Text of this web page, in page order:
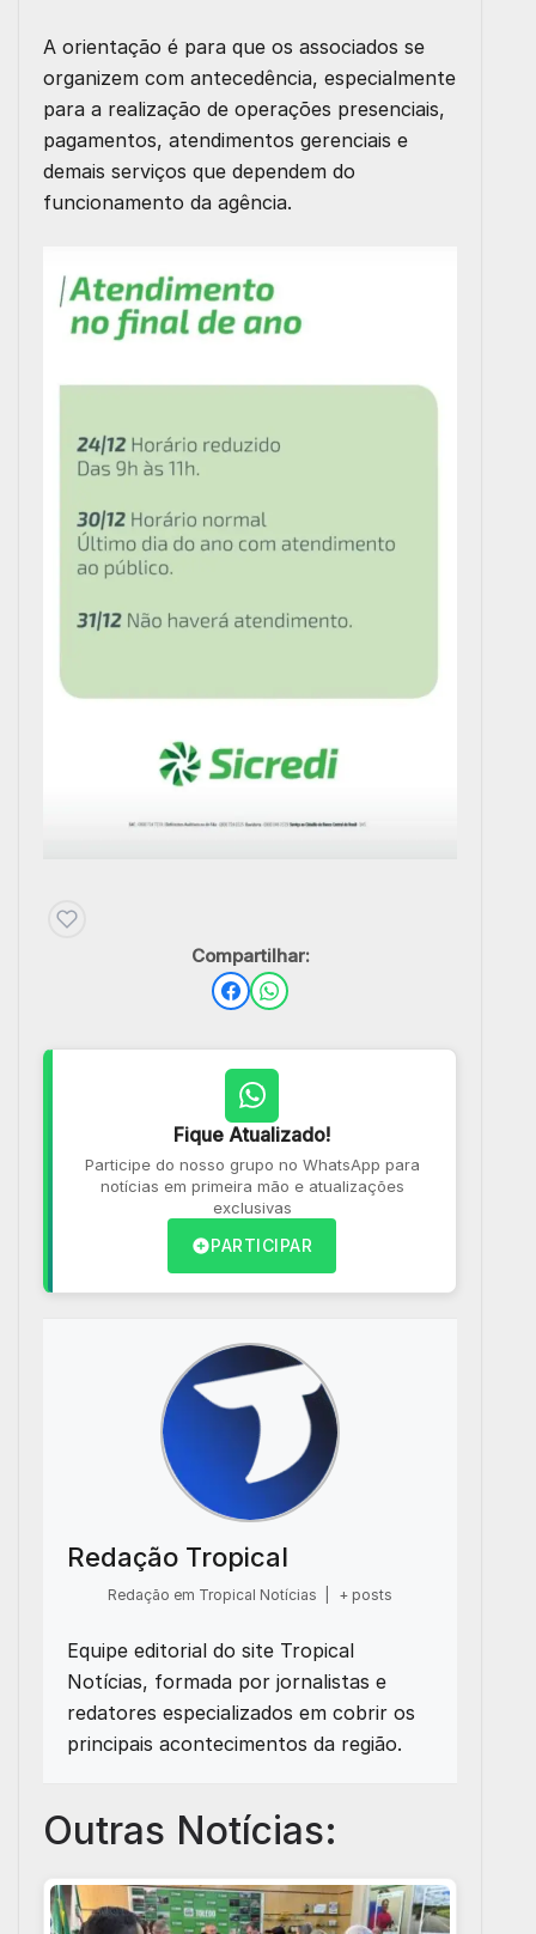
A orientação é para que os associados se
organizem com antecedência, especialmente
para a realização de operações presenciais,
pagamentos, atendimentos gerenciais e
demais serviços que dependem do
funcionamento da agência.
Compartilhar:
Fique Atualizado!
Participe do nosso grupo no WhatsApp para
notícias em primeira mão e atualizações
exclusivas
PARTICIPAR
Redação Tropical
Redação em Tropical Notícias + posts
Equipe editorial do site Tropical
Notícias, formada por jornalistas e
redatores especializados em cobrir os
principais acontecimentos da região.
Outras Notícias: